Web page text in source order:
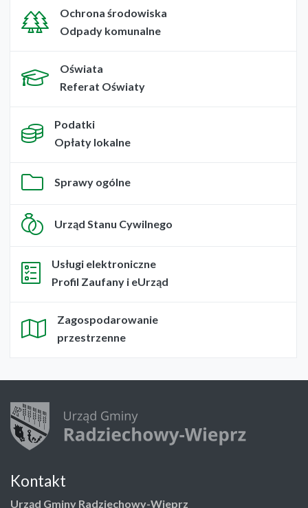
Ochrona środowiska
Odpady komunalne
Oświata
Referat Oświaty
Podatki
Opłaty lokalne
Sprawy ogólne
Urząd Stanu Cywilnego
Usługi elektroniczne
Profil Zaufany i eUrząd
Zagospodarowanie
przestrzenne
Kontakt
Urząd Gminy Radziechowy-Wieprz